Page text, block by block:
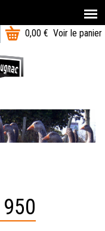
T
0,00 € Voir le panier